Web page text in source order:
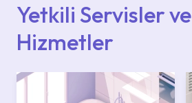
Yetkili Servisler ve
Hizmetler